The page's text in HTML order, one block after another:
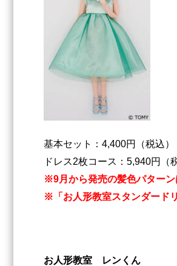
基本セット：4,400円（税込
ドレス2枚コース：5,940円（
※9月から発売の髪色パターン
※「お人形教室スタンダード
お人形教室 レンくん